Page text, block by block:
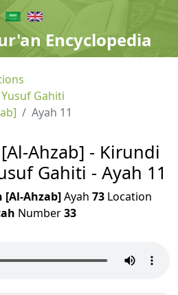
Encyclopedia
Gahiti
Ayah 11
Ahzab] - Kirundi
Gahiti - Ayah 11
[Al-Ahzab]Ayah 73 Location
Number33